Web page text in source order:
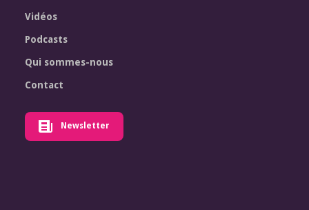
Vidéos
Podcasts
Qui sommes-nous
Contact
Newsletter